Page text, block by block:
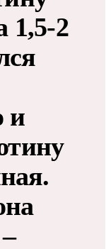
1,5-2
и